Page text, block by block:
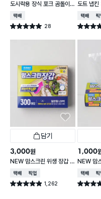
도시락용 장식 포크 곰돌이 1
0개입
택배배송
별점 5.0점 28
건 작성
도트 냅
5매입
택배배송매
별점 5.0점
담기
3,000원
NEW 맘스크린 위생 장갑 3
00매입
택배배송매장픽업
별점 4.9점 1,262
건 작성
1,000
NEW 맘
200매입
택배배송매
별점 4.9점